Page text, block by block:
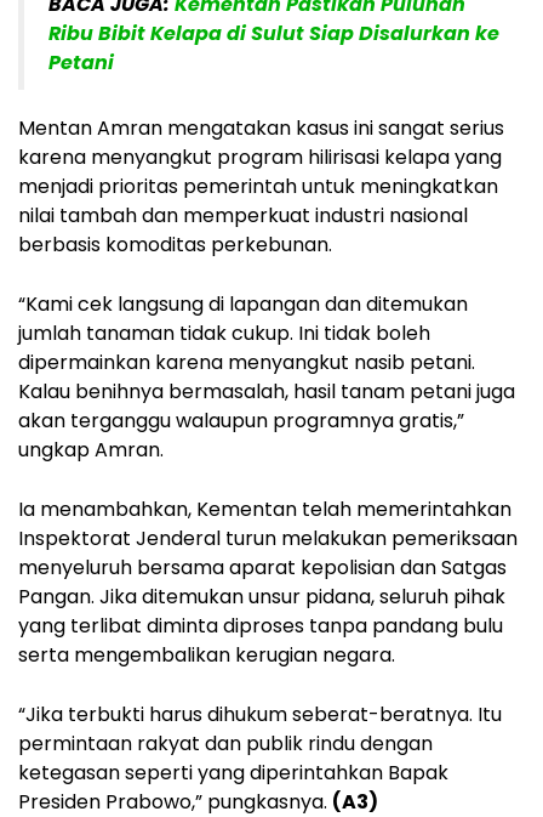
Ribu Bibit Kelapa di Sulut Siap Disalurkan ke
Petani
Mentan Amran mengatakan kasus ini sangat serius
karena menyangkut program hilirisasi kelapa yang
menjadi prioritas pemerintah untuk meningkatkan
nilai tambah dan memperkuat industri nasional
berbasis komoditas perkebunan.
“Kami cek langsung di lapangan dan ditemukan
jumlah tanaman tidak cukup. Ini tidak boleh
dipermainkan karena menyangkut nasib petani.
Kalau benihnya bermasalah, hasil tanam petani juga
akan terganggu walaupun programnya gratis,”
ungkap Amran.
Ia menambahkan, Kementan telah memerintahkan
Inspektorat Jenderal turun melakukan pemeriksaan
menyeluruh bersama aparat kepolisian dan Satgas
Pangan. Jika ditemukan unsur pidana, seluruh pihak
yang terlibat diminta diproses tanpa pandang bulu
serta mengembalikan kerugian negara.
“Jika terbukti harus dihukum seberat-beratnya. Itu
permintaan rakyat dan publik rindu dengan
ketegasan seperti yang diperintahkan Bapak
Presiden Prabowo,” pungkasnya. (A3)